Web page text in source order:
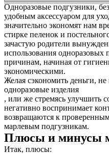
Одноразовые подгузники,
удобным аксессуаром для
значительно экономят нам
стирке пеленок и
зачастую родители
использования
причинам, начиная от
экономическими.
Желая сэкономить деньги, не
одноразовые изделия
, или же стремясь улучшить
негативно воспринимает
возвращаются к
марлевым подгузникам.
Плюсы и минусы
Итак, плюсы: